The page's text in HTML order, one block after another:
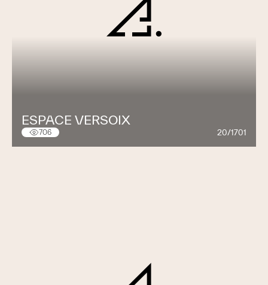
ESPACE VERSOIX
706 20/1701